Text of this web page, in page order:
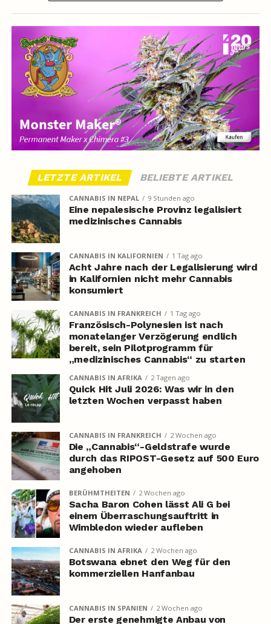
LETZTE ARTIKEL BELIEBTE ARTIKEL
CANNABIS IN NEPAL 9 Stunden ago
Eine nepalesische Provinz legalisiert
medizinisches Cannabis
CANNABIS IN KALIFORNIEN 1 Tag ago
Acht Jahre nach der Legalisierung wird
in Kalifornien nicht mehr Cannabis
konsumiert
CANNABIS IN FRANKREICH 1 Tag ago
Französisch-Polynesien ist nach
monatelanger Verzögerung endlich
bereit, sein Pilotprogramm für
„medizinisches Cannabis“ zu starten
CANNABIS IN AFRIKA 2 Tagen ago
Quick Hit Juli 2026: Was wir in den
letzten Wochen verpasst haben
CANNABIS IN FRANKREICH 2 Wochen ago
Die „Cannabis“-Geldstrafe wurde
durch das RIPOST-Gesetz auf 500 Euro
angehoben
BERÜHMTHEITEN 2 Wochen ago
Sacha Baron Cohen lässt Ali G bei
einem Überraschungsauftritt in
Wimbledon wieder aufleben
CANNABIS IN AFRIKA 2 Wochen ago
Botswana ebnet den Weg für den
kommerziellen Hanfanbau
CANNABIS IN SPANIEN 2 Wochen ago
Der erste genehmigte Anbau von